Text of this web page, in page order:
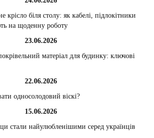
крісло біля столу: як кабелі, підлокітники
на щоденну роботу
23.06.2026
матеріал для будинку: ключові
22.06.2026
односолодовий віскі?
15.06.2026
стали найулюбленішими серед українців